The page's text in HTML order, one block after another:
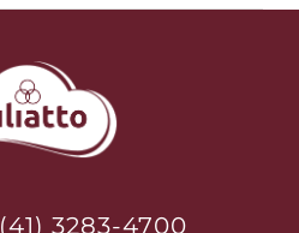
(41) 3283-4700